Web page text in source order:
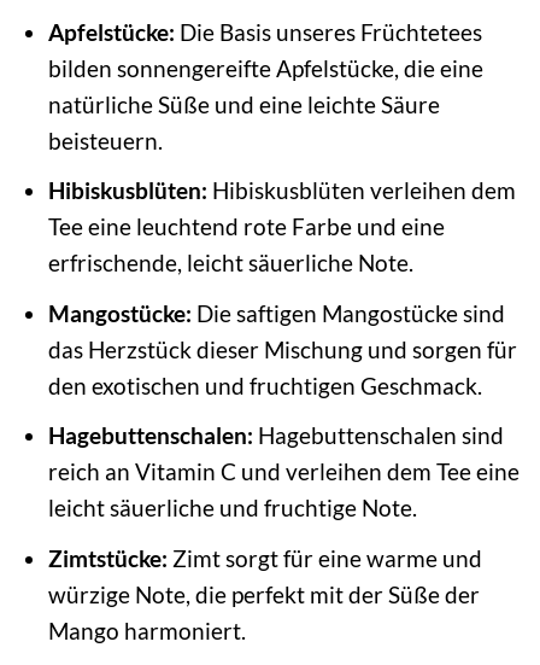
Apfelstücke: Die Basis unseres Früchtetees
bilden sonnengereifte Apfelstücke, die eine
natürliche Süße und eine leichte Säure
beisteuern.
Hibiskusblüten: Hibiskusblüten verleihen dem
Tee eine leuchtend rote Farbe und eine
erfrischende, leicht säuerliche Note.
Mangostücke: Die saftigen Mangostücke sind
das Herzstück dieser Mischung und sorgen für
den exotischen und fruchtigen Geschmack.
Hagebuttenschalen: Hagebuttenschalen sind
reich an Vitamin C und verleihen dem Tee eine
leicht säuerliche und fruchtige Note.
Zimtstücke: Zimt sorgt für eine warme und
würzige Note, die perfekt mit der Süße der
Mango harmoniert.